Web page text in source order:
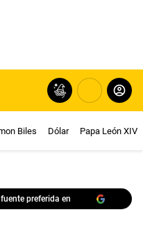
Biles Dólar Papa León XIV
preferida en